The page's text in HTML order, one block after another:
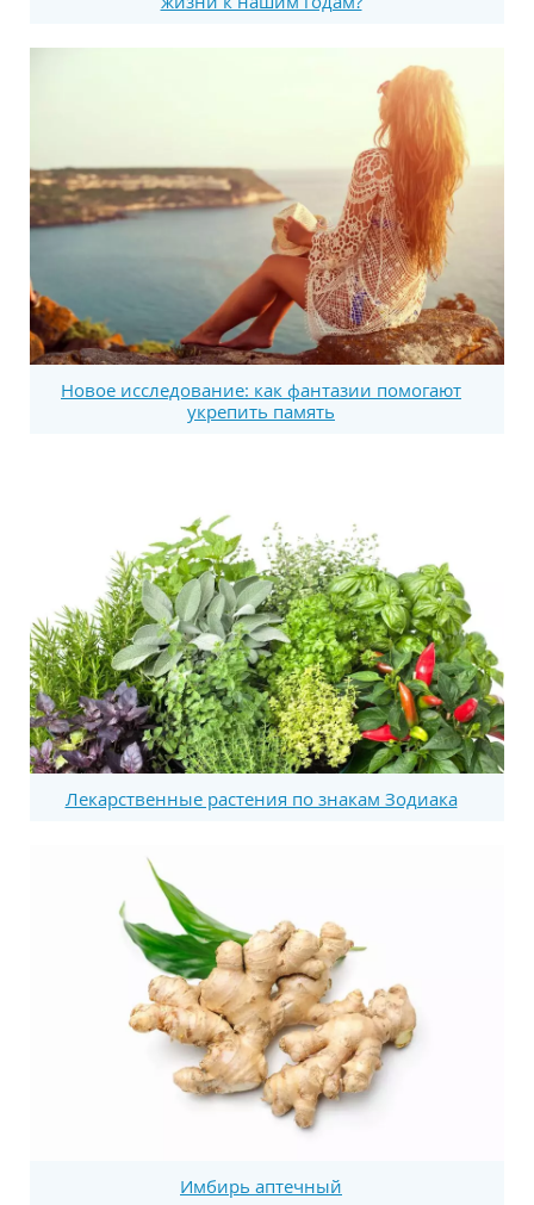
Новое исследование: как фантазии помогают
укрепить память
Лекарственные растения по знакам Зодиака
Имбирь аптечный